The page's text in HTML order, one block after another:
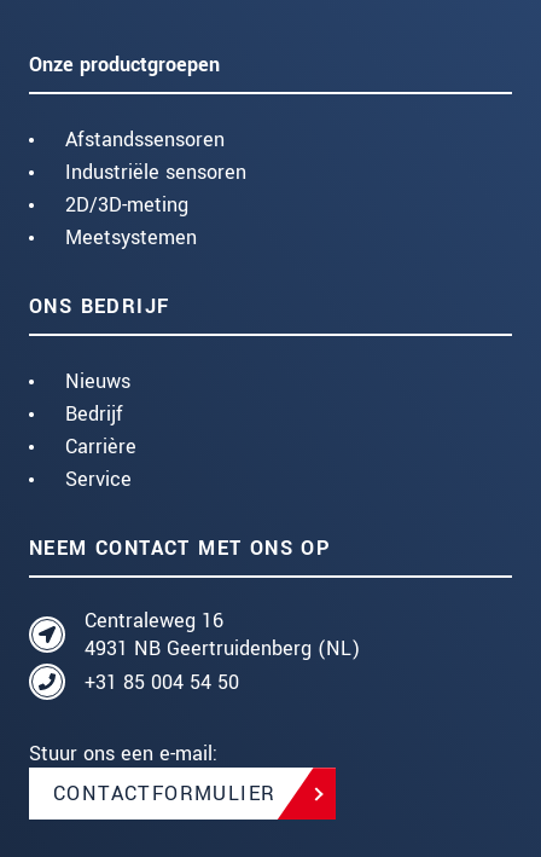
Onze productgroepen
Afstandssensoren
Industriële sensoren
2D/3D-meting
Meetsystemen
ONS BEDRIJF
Nieuws
Bedrijf
Carrière
Service
NEEM CONTACT MET ONS OP
Centraleweg 16
4931 NB Geertruidenberg (NL)
+31 85 004 54 50
Stuur ons een e-mail:
CONTACTFORMULIER